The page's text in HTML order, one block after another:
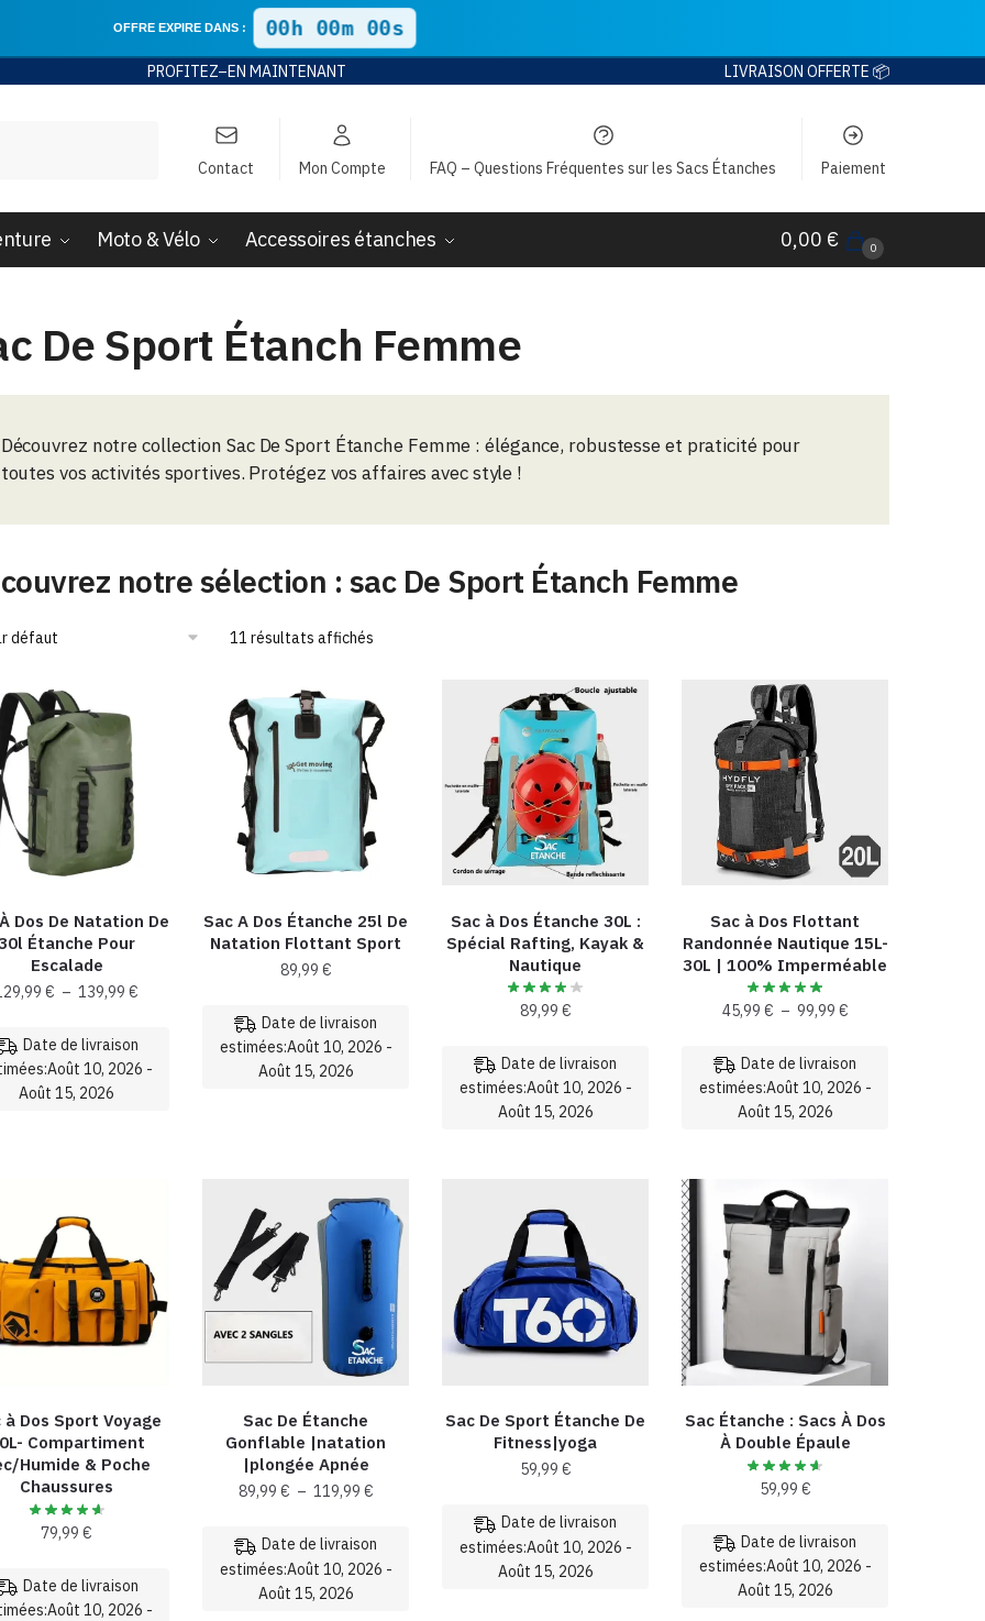
OFFRE EXPIRE DANS : 00h 00m 00s
PROFITEZ–EN MAINTENANT LIVRAISON OFFERTE 📦
Contact Mon Compte FAQ – Questions Fréquentes sur les Sacs Étanches Paiement
Moto & Vélo Accessoires étanches 0,00 € 0
De Sport Étanch Femme
Découvrez notre collection Sac De Sport Étanche Femme : élégance, robustesse et praticité pour
toutes vos activités sportives. Protégez vos affaires avec style !
notre sélection : sac De Sport Étanch Femme
11 résultats affichés
Dos De Natation De
Étanche Pour
Escalade
€ – 139,99€
129,99 €
Date de livraison
10, 2026 -
Août 15, 2026
variations.
Les
options
peuvent
être
la
page
du
produit
Sac A Dos Étanche 25l De
Natation Flottant Sport
89,99 €
Date de livraison
estimées:Août 10, 2026 -
Août 15, 2026
variations.
Les
options
peuvent
être
choisies
la
page
du
produit
Sac à Dos Étanche 30L :
Spécial Rafting, Kayak &
Nautique
89,99 €
Date de livraison
estimées:Août 10, 2026 -
Août 15, 2026
plusieurs
variations.
Les
options
peuvent
sur
la
page
produit
Sac à Dos Flottant
Randonnée Nautique 15L-
30L | 100% Imperméable
45,99 € – 99,99 €Plage
prix :
45,99 €
Date de livraison
estimées:Août 10, 2026 -
Août 15, 2026
a
plusieurs
variations.
Les
options
peuvent
être
sur
la
page
produit
à Dos Sport Voyage
Compartiment
Humide & Poche
Chaussures
79,99€
Date de livraison
10, 2026 -
Sac De Étanche
Gonflable |natation
|plongée Apnée
89,99 € – 119,99 €Plage
prix :
89,99 €
Date de livraison
estimées:Août 10, 2026 -
Août 15, 2026
Sac De Sport Étanche De
Fitness|yoga
59,99 €
Date de livraison
estimées:Août 10, 2026 -
Août 15, 2026
Sac Étanche : Sacs À Dos
À Double Épaule
59,99 €
Date de livraison
estimées:Août 10, 2026 -
Août 15, 2026